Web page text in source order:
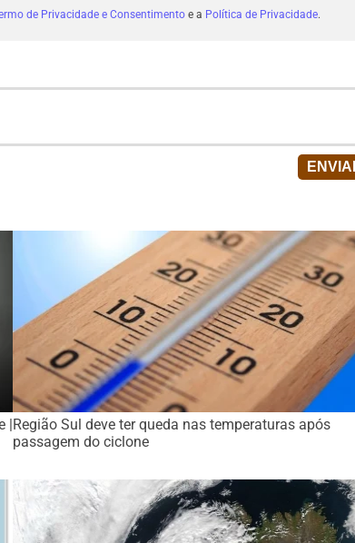
de Privacidade e Consentimentoe a Política de Privacidade.
|Região Sul deve ter queda nas temperaturas após
passagem do ciclone